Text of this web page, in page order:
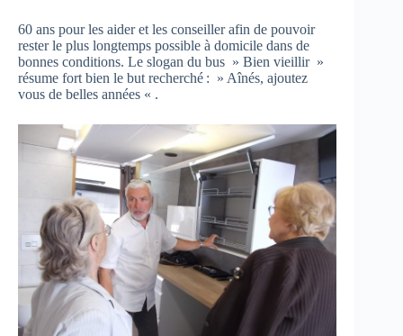
60 ans pour les aider et les conseiller afin de pouvoir
rester le plus longtemps possible à domicile dans de
bonnes conditions. Le slogan du bus » Bien vieillir »
résume fort bien le but recherché : » Aînés, ajoutez
vous de belles années « .